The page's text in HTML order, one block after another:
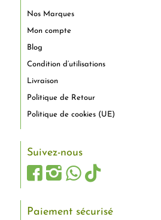
Nos Marques
Mon compte
Blog
Condition d’utilisations
Livraison
Politique de Retour
Politique de cookies (UE)
Suivez-nous
Paiement sécurisé